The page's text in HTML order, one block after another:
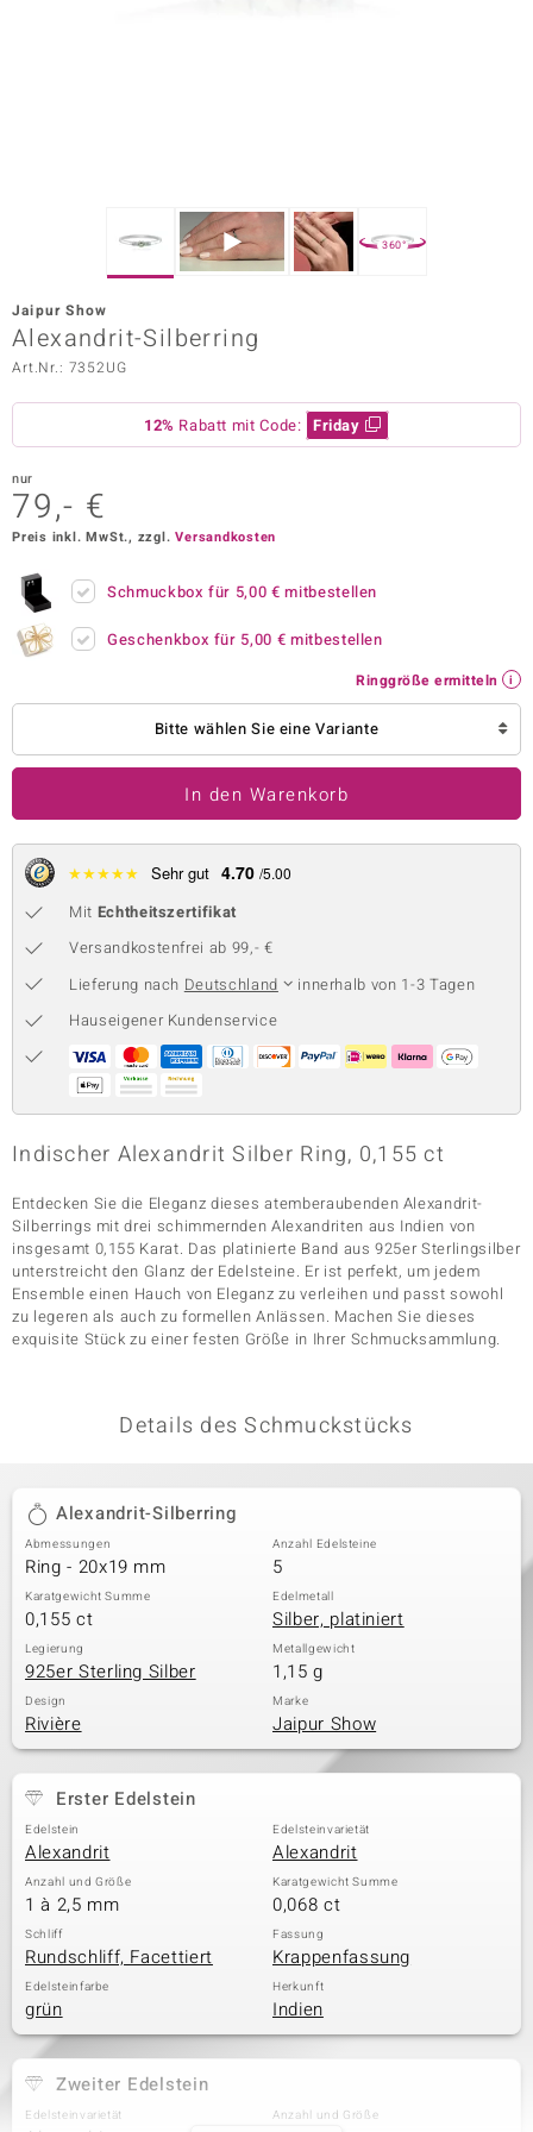
Vogue
Collection
BY DE MELO
Collection
Classics
360°
Jaipur Show
Alexandrit-Silberring
Art.Nr.: 7352UG
12% Rabatt mit Code: Friday
nur
79,- €
Preis inkl. MwSt., zzgl.Versandkosten
Schmuckbox für 5,00 € mitbestellen
Geschenkbox für 5,00 € mitbestellen
Ringgröße ermitteln
Bitte wählen Sie eine Variante
In den Warenkorb
★★★★★ Sehr gut 4.70 /5.00
Mit Echtheitszertifikat
Versandkostenfrei ab 99,- €
Lieferung nach Deutschland
innerhalb von 1-3 Tagen
Hauseigener Kundenservice
Indischer Alexandrit Silber Ring, 0,155 ct
Entdecken Sie die Eleganz dieses atemberaubenden Alexandrit-
Silberrings mit drei schimmernden Alexandriten aus Indien von
insgesamt 0,155 Karat. Das platinierte Band aus 925er Sterlingsilber
unterstreicht den Glanz der Edelsteine. Er ist perfekt, um jedem
Ensemble einen Hauch von Eleganz zu verleihen und passt sowohl
zu legeren als auch zu formellen Anlässen. Machen Sie dieses
exquisite Stück zu einer festen Größe in Ihrer Schmucksammlung.
Details des Schmuckstücks
Alexandrit-Silberring
Abmessungen
Ring - 20x19 mm
Anzahl Edelsteine
5
Karatgewicht Summe
0,155 ct
Edelmetall
Silber, platiniert
Legierung
925er Sterling Silber
Metallgewicht
1,15 g
Design
Rivière
Marke
Jaipur Show
Erster Edelstein
Edelstein
Alexandrit
Edelsteinvarietät
Alexandrit
Anzahl und Größe
1 à 2,5 mm
Karatgewicht Summe
0,068 ct
Schliff
Rundschliff, Facettiert
Fassung
Krappenfassung
Edelsteinfarbe
grün
Herkunft
Indien
Zweiter Edelstein
Edelsteinvarietät Anzahl und Größe